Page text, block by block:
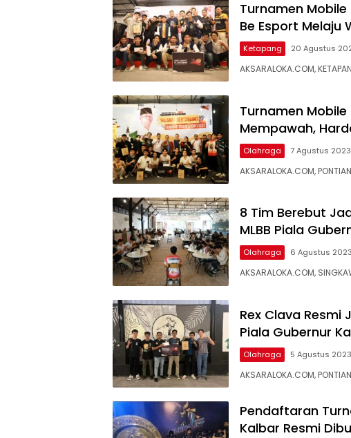
Turnamen
Be Esport Melaju
Ketapang 20 Agustus
AKSARALOKA.COM,
Turnamen Mobile
Mempawah,
Olahraga 7 Agustus 2023
AKSARALOKA.COM,
8 Tim Berebut
MLBB Piala
Olahraga 6 Agustus 2023
AKSARALOKA.COM,
Rex Clava
Piala Gubernur
Olahraga 5 Agustus 2023
AKSARALOKA.COM,
Pendaftaran
Kalbar Resmi